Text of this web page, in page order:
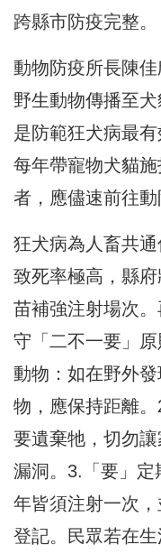
跨縣市防疫完整。
動物防疫所長陳
野生動物傳播至
是防範狂犬病最
每年帶寵物犬貓
者，應儘速前往動
狂犬病為人畜共
致死率極高，縣
苗補強注射場次
守「二不一要」
動物：如在野外
物，應保持距離
要遺棄牠，切勿
漏洞。3.「要」
年皆須注射一次
登記。民眾若在